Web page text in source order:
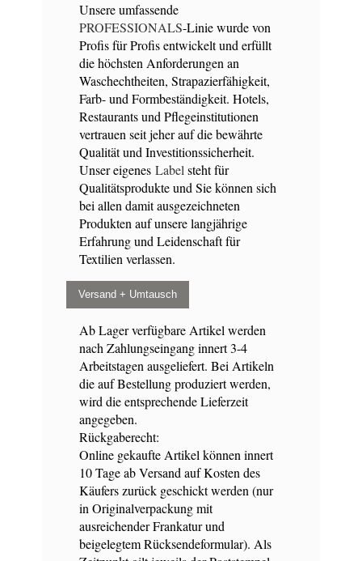
Unsere umfassende
PROFESSIONALS-Linie wurde von
Profis für Profis entwickelt und erfüllt
die höchsten Anforderungen an
Waschechtheiten, Strapazierfähigkeit,
Farb- und Formbeständigkeit. Hotels,
Restaurants und Pflegeinstitutionen
vertrauen seit jeher auf die bewährte
Qualität und Investitionssicherheit.
Unser eigenesLabelsteht für
Qualitätsprodukte und Sie können sich
bei allen damit ausgezeichneten
Produkten auf unsere langjährige
Erfahrung und Leidenschaft für
Textilien verlassen.
Versand + Umtausch
Ab Lager verfügbare Artikel werden
nach Zahlungseingang innert 3-4
Arbeitstagen ausgeliefert. Bei Artikeln
die auf Bestellung produziert werden,
wird die entsprechende Lieferzeit
angegeben.
Rückgaberecht:
Online gekaufte Artikel können innert
10 Tage ab Versand auf Kosten des
Käufers zurück geschickt werden (nur
in Originalverpackung mit
ausreichender Frankatur und
beigelegtem Rücksendeformular). Als